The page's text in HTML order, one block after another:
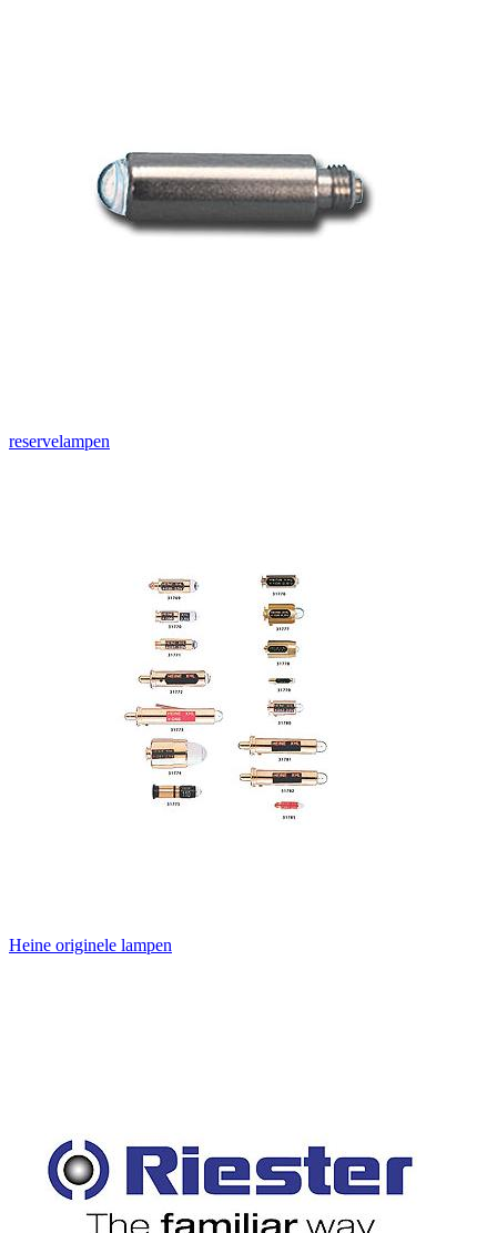
reservelampen
Heine originele lampen